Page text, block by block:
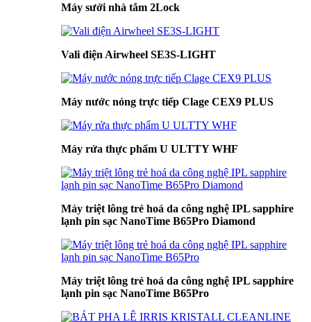
Máy sưởi nhà tắm 2Lock
Vali điện Airwheel SE3S-LIGHT
Máy nước nóng trực tiếp Clage CEX9 PLUS
Máy rửa thực phẩm U ULTTY WHF
Máy triệt lông trẻ hoá da công nghệ IPL sapphire
lạnh pin sạc NanoTime B65Pro Diamond
Máy triệt lông trẻ hoá da công nghệ IPL sapphire
lạnh pin sạc NanoTime B65Pro